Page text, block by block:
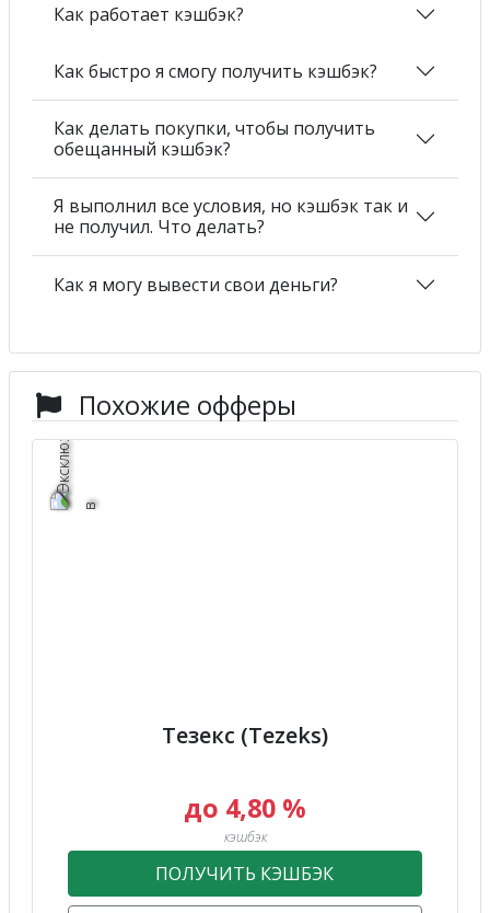
Как работает кэшбэк?
Как быстро я смогу получить кэшбэк?
Как делать покупки, чтобы получить
обещанный кэшбэк?
Я выполнил все условия, но кэшбэк так и
не получил. Что делать?
Как я могу вывести свои деньги?
Похожие офферы
Тезекс (Tezeks)
до 4,80 %
кэшбэк
ПОЛУЧИТЬ КЭШБЭК